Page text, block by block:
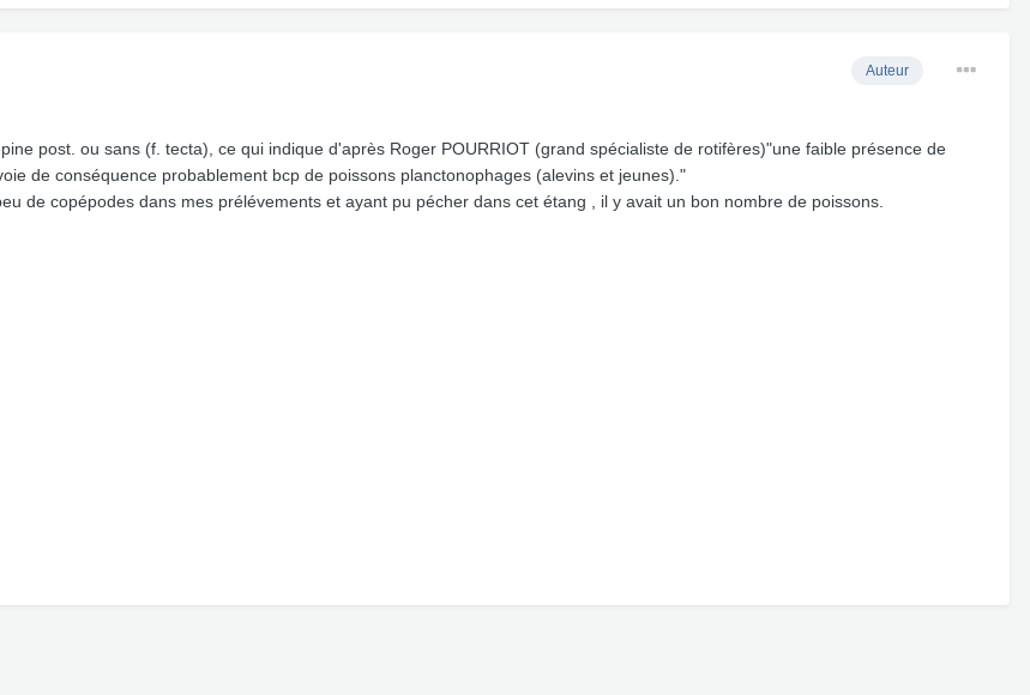
Auteur
post. ou sans (f. tecta), ce qui indique d'après Roger POURRIOT (grand spécialiste de rotifères)"une faible présence de
de conséquence probablement bcp de poissons planctonophages (alevins et jeunes)."
de copépodes dans mes prélévements et ayant pu pécher dans cet étang , il y avait un bon nombre de poissons.